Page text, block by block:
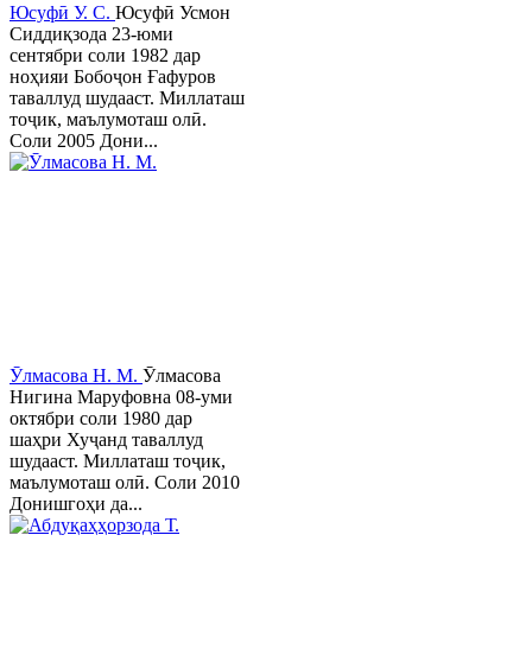
Юсуфӣ У. C. Юсуфӣ Усмон
Сиддиқзода 23-юми
сентябри соли 1982 дар
ноҳияи Бобоҷон Ғафуров
таваллуд шудааст. Миллаташ
тоҷик, маълумоташ олӣ.
Соли 2005 Дони...
Ӯлмасова Н. М. Ӯлмасова
Нигина Маруфовна 08-уми
октябри соли 1980 дар
шаҳри Хуҷанд таваллуд
шудааст. Миллаташ тоҷик,
маълумоташ олӣ. Соли 2010
Донишгоҳи да...